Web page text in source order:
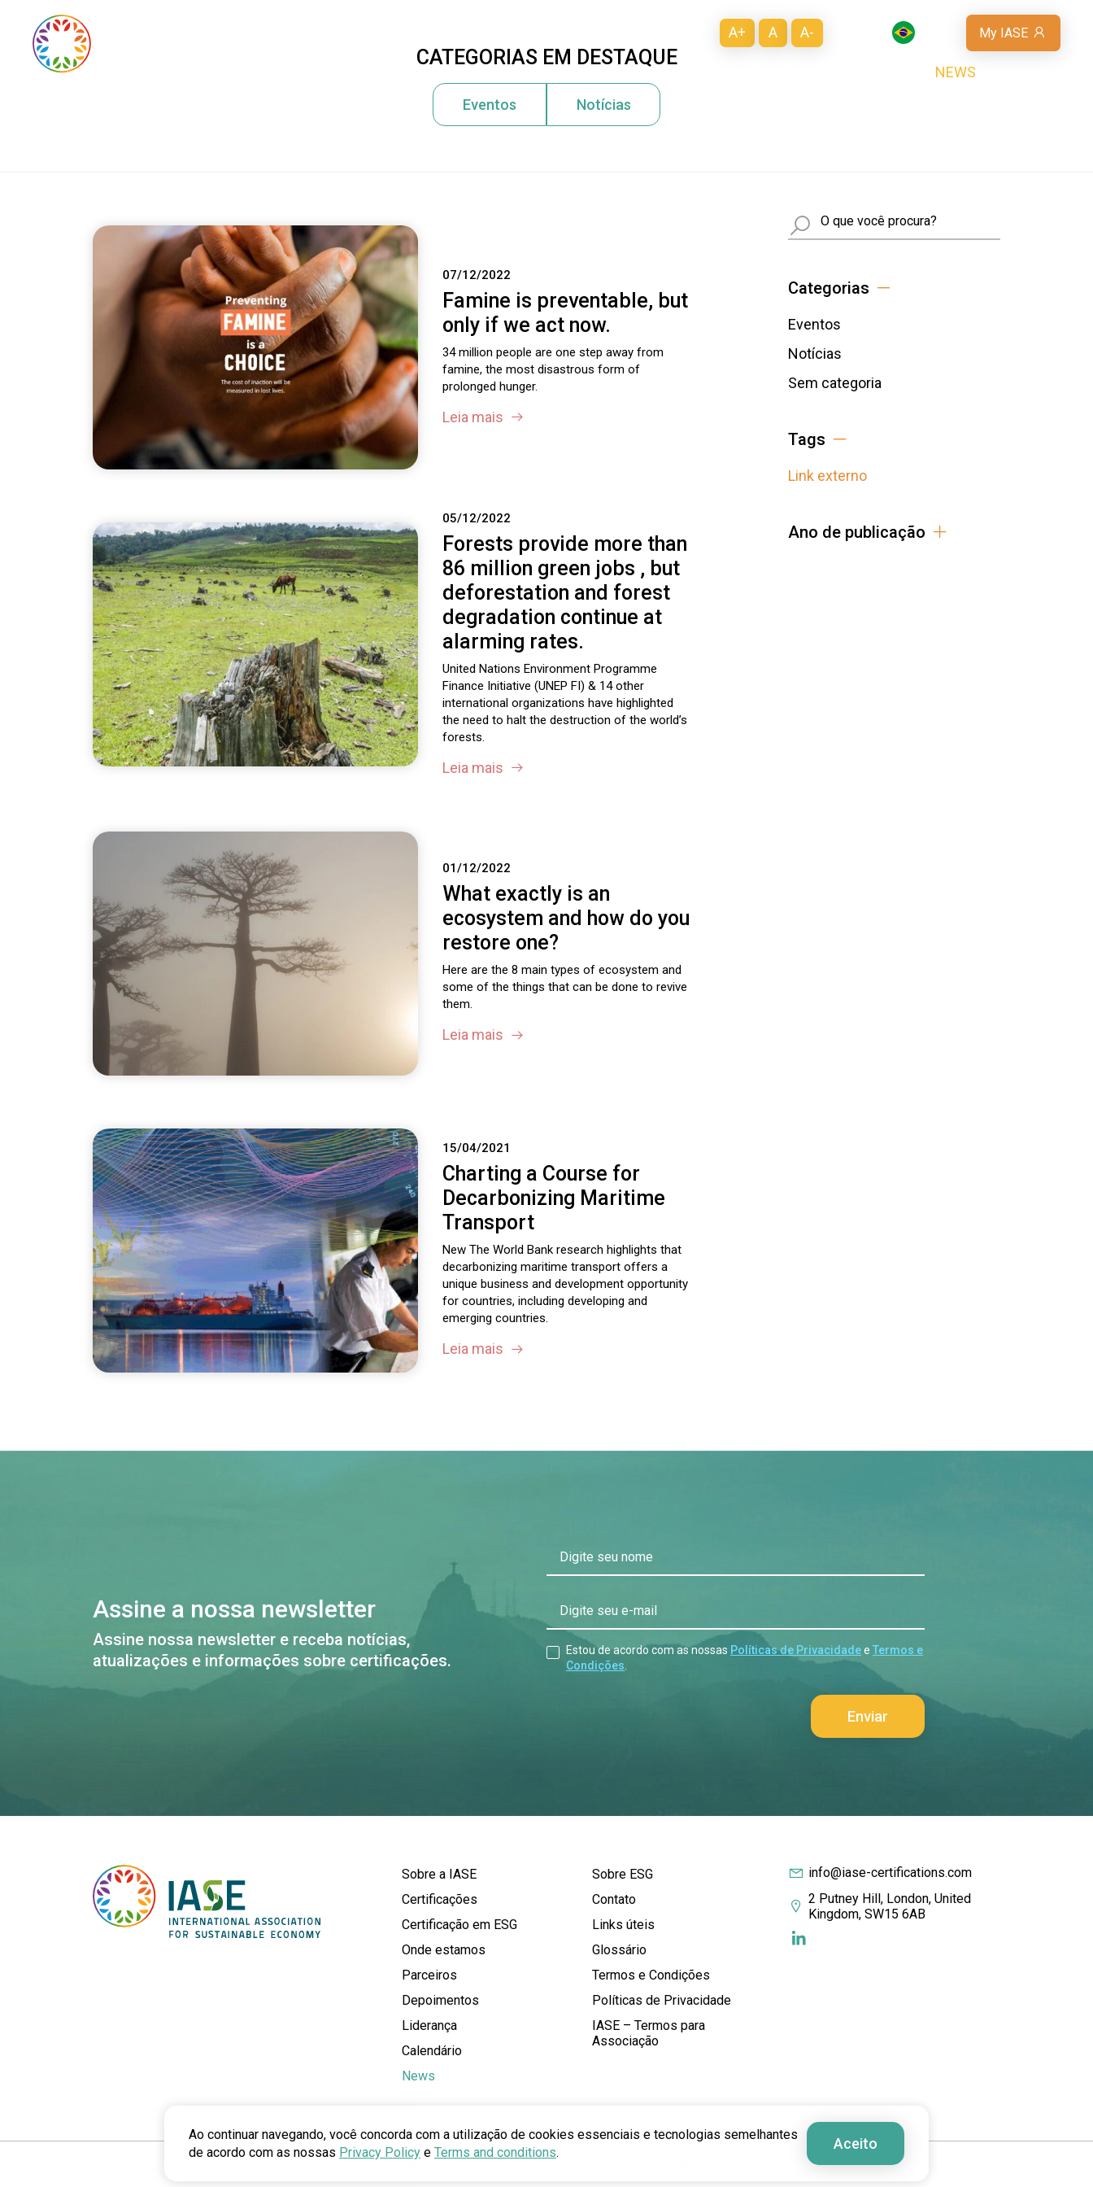
A+ A A- My IASE
CERTIFICAÇÕES NEWS
CATEGORIAS EM DESTAQUE
Eventos Notícias
Busca
Categorias
Eventos
Notícias
Sem categoria
Tags
Link externo
Ano de publicação
07/12/2022
Famine is preventable, but
only if we act now.
34 million people are one step away from
famine, the most disastrous form of
prolonged hunger.
Leia mais
05/12/2022
Forests provide more than
86 million green jobs , but
deforestation and forest
degradation continue at
alarming rates.
United Nations Environment Programme
Finance Initiative (UNEP FI) & 14 other
international organizations have highlighted
the need to halt the destruction of the world’s
forests.
Leia mais
01/12/2022
What exactly is an
ecosystem and how do you
restore one?
Here are the 8 main types of ecosystem and
some of the things that can be done to revive
them.
Leia mais
15/04/2021
Charting a Course for
Decarbonizing Maritime
Transport
New The World Bank research highlights that
decarbonizing maritime transport offers a
unique business and development opportunity
for countries, including developing and
emerging countries.
Leia mais
Assine a nossa newsletter
Assine nossa newsletter e receba notícias,
atualizações e informações sobre certificações.
Digite seu nome
Digite seu e-mail
Estou de acordo com as nossas Políticas de Privacidadee Termos e
Condições
info@iase-certifications.com
2 Putney Hill, London, United
Kingdom, SW15 6AB
Sobre a IASE
Certificações
Certificação em ESG
Onde estamos
Parceiros
Depoimentos
Liderança
Calendário
News
Sobre ESG
Contato
Links úteis
Glossário
Termos e Condições
Políticas de Privacidade
IASE – Termos para
Associação
Ao continuar navegando, você concorda com a utilização de cookies essenciais e tecnologias semelhantes
de acordo com as nossas Privacy Policy e Terms and conditions. Aceito